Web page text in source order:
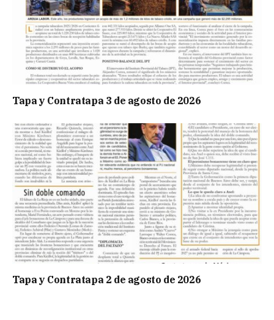
Tapa y Contratapa 3 de agosto de 2026
Tapa y Contratapa 2 de agosto de 2026